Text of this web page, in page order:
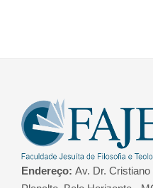
Endereço: Av. Dr.